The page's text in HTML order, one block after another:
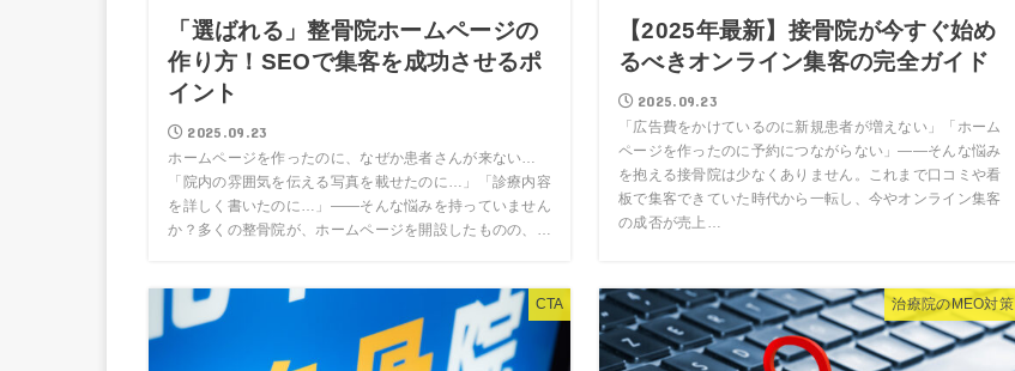
「選ばれる」整骨院ホームページの
作り方！SEOで集客を成功させるポ
イント
2025.09.23
ホームページを作ったのに、なぜか患者さんが来ない…
「院内の雰囲気を伝える写真を載せたのに…」「診療内容
を詳しく書いたのに…」——そんな悩みを持っていません
か？多くの整骨院が、ホームページを開設したものの、…
【2025年最新】接骨院が今すぐ始め
るべきオンライン集客の完全ガイド
2025.09.23
「広告費をかけているのに新規患者が増えない」「ホーム
ページを作ったのに予約につながらない」——そんな悩み
を抱える接骨院は少なくありません。これまで口コミや看
板で集客できていた時代から一転し、今やオンライン集客
の成否が売上…
CTA 治療院のMEO対策